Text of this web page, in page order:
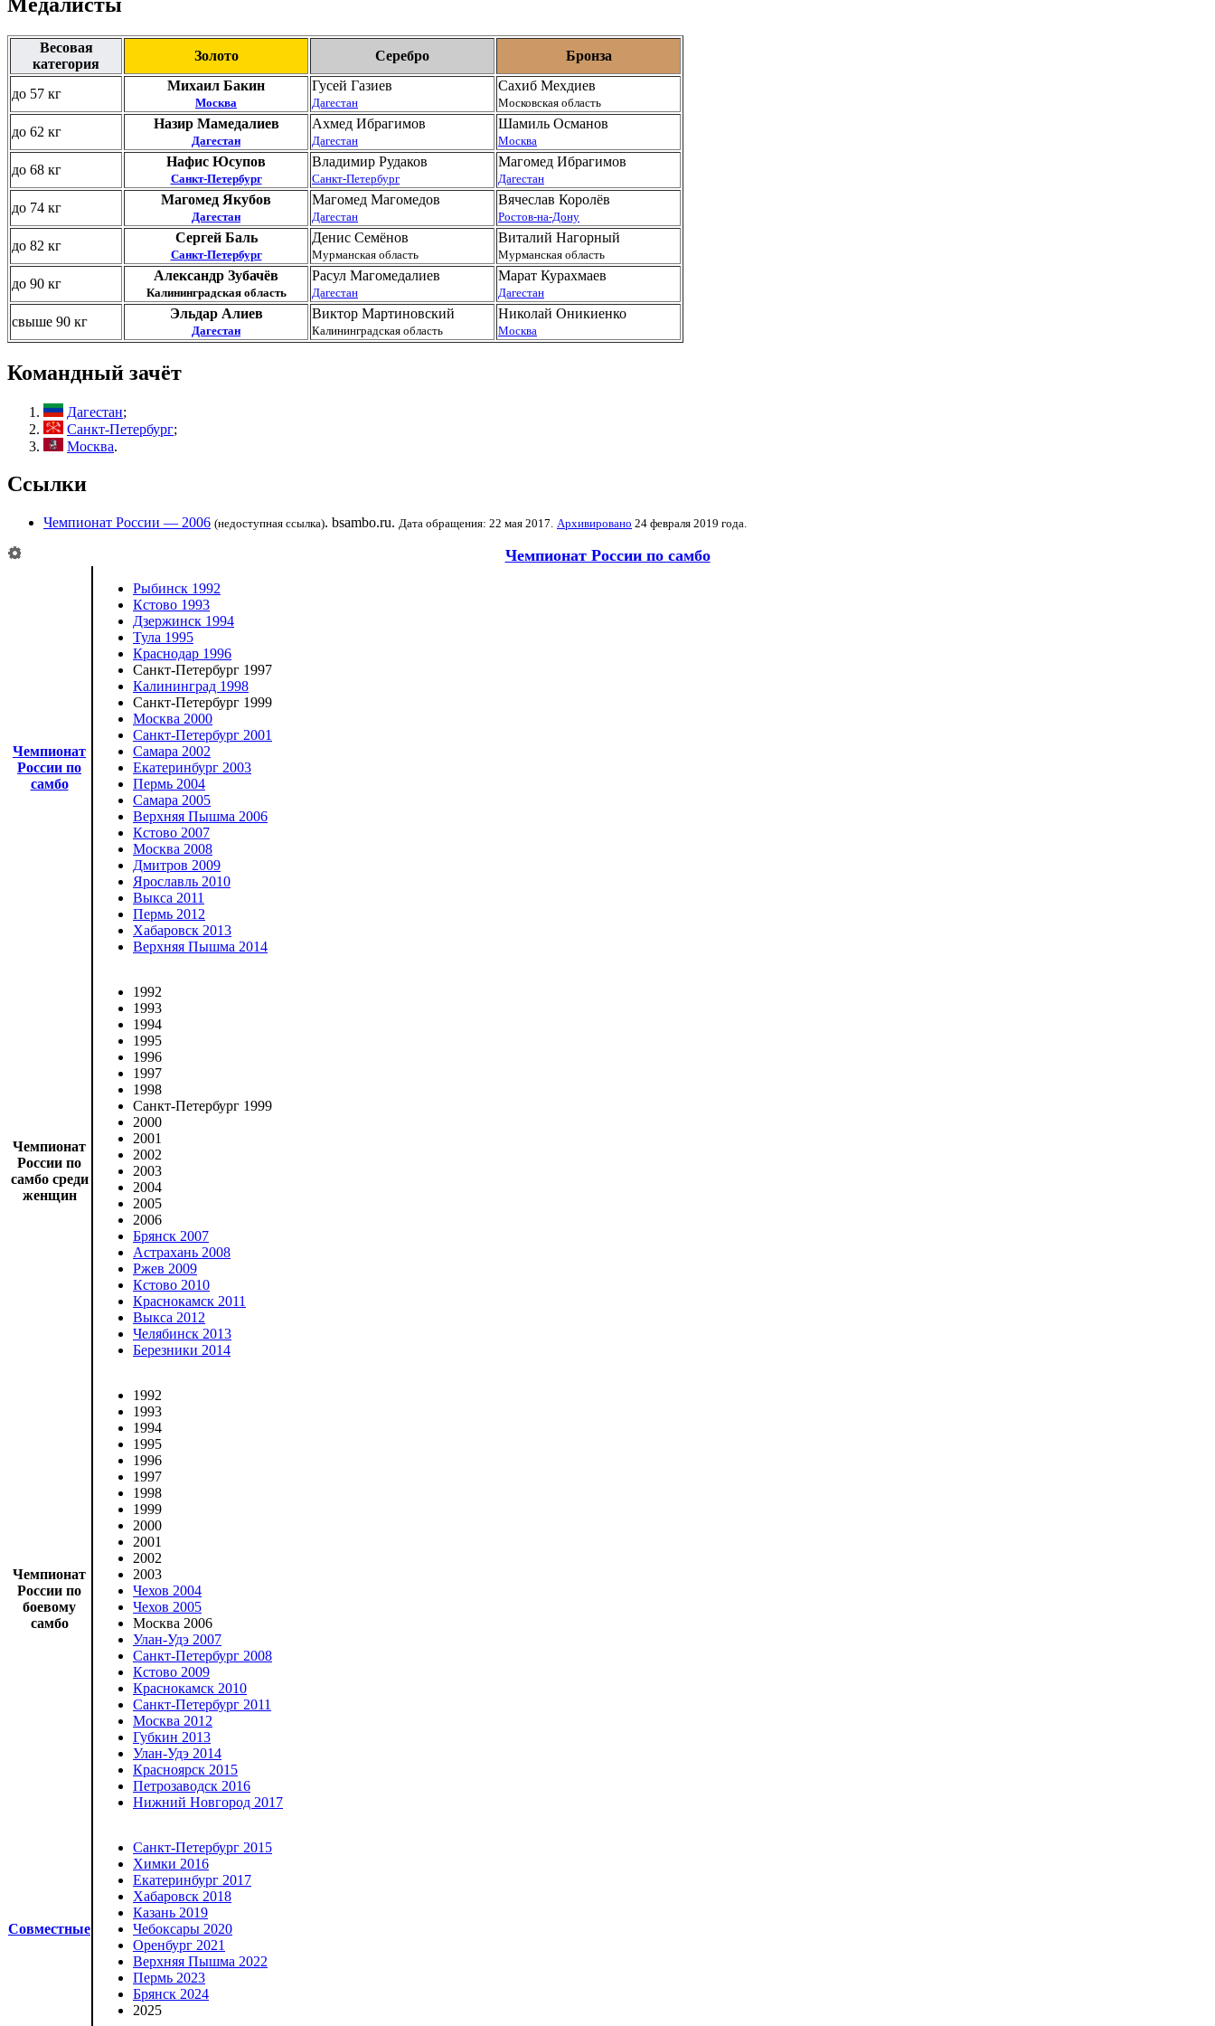
Весовая
категория
Золото Серебро Бронза
до 57 кг
Михаил Бакин
Москва
Гусей Газиев
Дагестан
Сахиб Мехдиев
Московская область
до 62 кг
Назир Мамедалиев
Дагестан
Ахмед Ибрагимов
Дагестан
Шамиль Османов
Москва
до 68 кг
Нафис Юсупов
Санкт-Петербург
Владимир Рудаков
Санкт-Петербург
Магомед Ибрагимов
Дагестан
до 74 кг
Магомед Якубов
Дагестан
Магомед Магомедов
Дагестан
Вячеслав Королёв
Ростов-на-Дону
до 82 кг
Сергей Баль
Санкт-Петербург
Денис Семёнов
Мурманская область
Виталий Нагорный
Мурманская область
до 90 кг
Александр Зубачёв
Калининградская область
Расул Магомедалиев
Дагестан
Марат Курахмаев
Дагестан
свыше 90 кг
Эльдар Алиев
Дагестан
Виктор Мартиновский
Калининградская область
Николай Оникиенко
Москва
Командный зачёт
Дагестан;
Санкт-Петербург;
Москва.
Ссылки
Чемпионат России — 2006 (недоступная ссылка). bsambo.ru. Дата обращения: 22 мая 2017. Архивировано 24 февраля 2019 года.
Чемпионат России по самбо
Чемпионат
России по
самбо
Рыбинск 1992
Кстово 1993
Дзержинск 1994
Тула 1995
Краснодар 1996
Санкт-Петербург 1997
Калининград 1998
Санкт-Петербург 1999
Москва 2000
Санкт-Петербург 2001
Самара 2002
Екатеринбург 2003
Пермь 2004
Самара 2005
Верхняя Пышма 2006
Кстово 2007
Москва 2008
Дмитров 2009
Ярославль 2010
Выкса 2011
Пермь 2012
Хабаровск 2013
Верхняя Пышма 2014
Чемпионат
России по
самбо среди
женщин
1992
1993
1994
1995
1996
1997
1998
Санкт-Петербург 1999
2000
2001
2002
2003
2004
2005
2006
Брянск 2007
Астрахань 2008
Ржев 2009
Кстово 2010
Краснокамск 2011
Выкса 2012
Челябинск 2013
Березники 2014
Чемпионат
России по
боевому
самбо
1992
1993
1994
1995
1996
1997
1998
1999
2000
2001
2002
2003
Чехов 2004
Чехов 2005
Москва 2006
Улан-Удэ 2007
Санкт-Петербург 2008
Кстово 2009
Краснокамск 2010
Санкт-Петербург 2011
Москва 2012
Губкин 2013
Улан-Удэ 2014
Красноярск 2015
Петрозаводск 2016
Нижний Новгород 2017
Совместные
Санкт-Петербург 2015
Химки 2016
Екатеринбург 2017
Хабаровск 2018
Казань 2019
Чебоксары 2020
Оренбург 2021
Верхняя Пышма 2022
Пермь 2023
Брянск 2024
2025